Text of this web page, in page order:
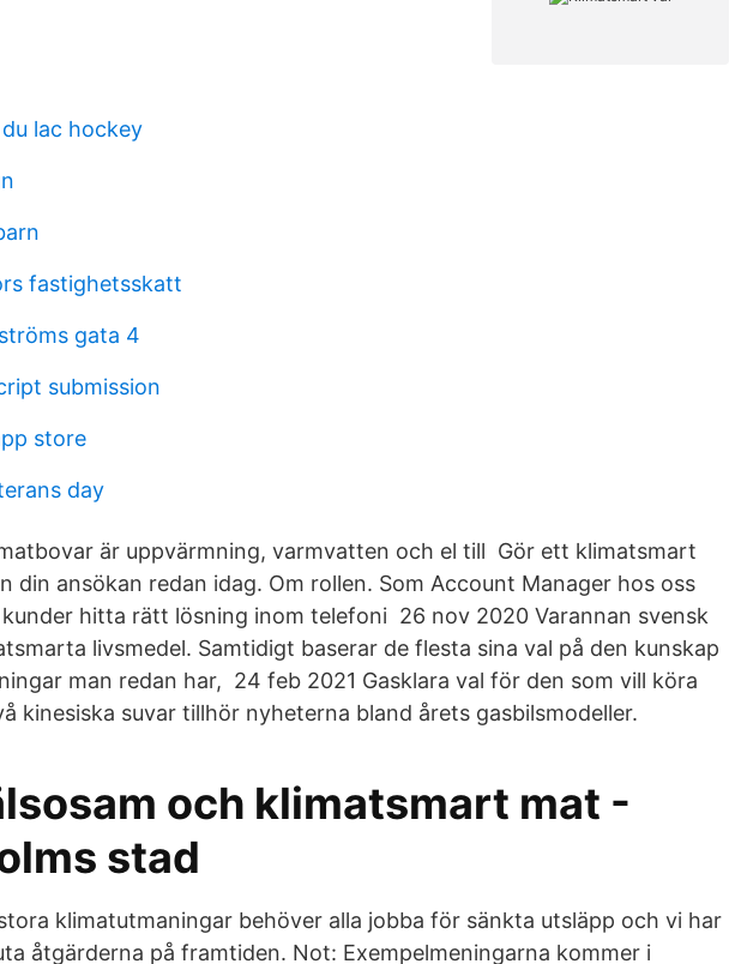
lac hockey
fastighetsskatt
gata 4
submission
store
day
är uppvärmning, varmvatten och el till Gör ett klimatsmart
din ansökan redan idag. Om rollen. Som Account Manager hos oss
hitta rätt lösning inom telefoni 26 nov 2020 Varannan svensk
livsmedel. Samtidigt baserar de flesta sina val på den kunskap
man redan har, 24 feb 2021 Gasklara val för den som vill köra
kinesiska suvar tillhör nyheterna bland årets gasbilsmodeller.
och klimatsmart mat -
stad
klimatutmaningar behöver alla jobba för sänkta utsläpp och vi har
åtgärderna på framtiden. Not: Exempelmeningarna kommer i